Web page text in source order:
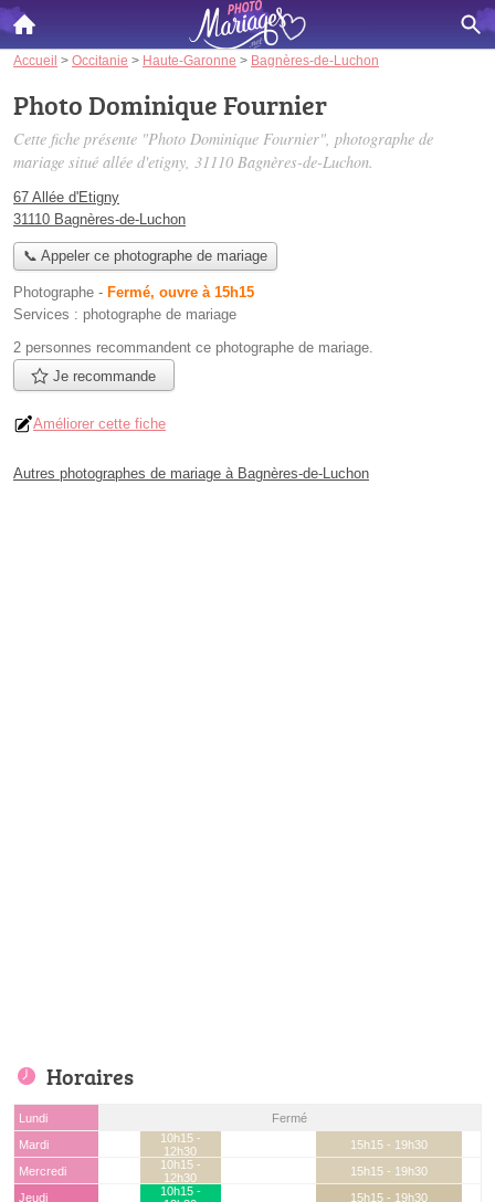
Accueil > Occitanie > Haute-Garonne > Bagnères-de-Luchon
Photo Dominique Fournier
Cette fiche présente "Photo Dominique Fournier", photographe de
mariage situé allée d'etigny, 31110 Bagnères-de-Luchon.
67 Allée d'Etigny
31110 Bagnères-de-Luchon
📞 Appeler ce photographe de mariage
Photographe - Fermé, ouvre à 15h15
Services : photographe de mariage
2 personnes recommandent ce photographe de mariage.
Je recommande
Améliorer cette fiche
Autres photographes de mariage à Bagnères-de-Luchon
Horaires
Lundi
Fermé
Mardi
10h15 -
12h30
15h15 - 19h30
Mercredi
10h15 -
12h30
15h15 - 19h30
Jeudi
10h15 -
15h15 - 19h30